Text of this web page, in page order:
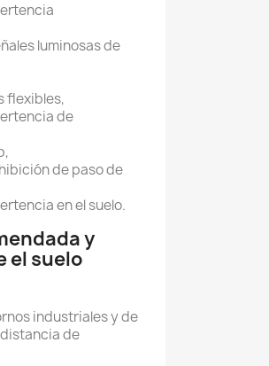
luminosas de
flexibles,
de
de paso de
en el suelo.
y
el suelo
industriales y de
de